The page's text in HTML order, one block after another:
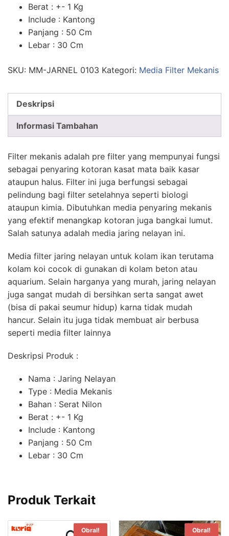
Berat : +- 1 Kg
Include : Kantong
Panjang : 50 Cm
Lebar : 30 Cm
SKU: MM-JARNEL 0103 Kategori: Media Filter Mekanis
Deskripsi
Informasi Tambahan
Filter mekanis adalah pre filter yang mempunyai fungsi
sebagai penyaring kotoran kasat mata baik kasar
ataupun halus. Filter ini juga berfungsi sebagai
pelindung bagi filter setelahnya seperti biologi
ataupun kimia. Dibutuhkan media penyaring mekanis
yang efektif menangkap kotoran juga bangkai lumut.
Salah satunya adalah media jaring nelayan ini.
Media filter jaring nelayan untuk kolam ikan terutama
kolam koi cocok di gunakan di kolam beton atau
aquarium. Selain harganya yang murah, jaring nelayan
juga sangat mudah di bersihkan serta sangat awet
(bisa di pakai seumur hidup) karna tidak mudah
hancur. Selain itu juga tidak membuat air berbusa
seperti media filter lainnya
Deskripsi Produk :
Nama : Jaring Nelayan
Type : Media Mekanis
Bahan : Serat Nilon
Berat : +- 1 Kg
Include : Kantong
Panjang : 50 Cm
Lebar : 30 Cm
Produk Terkait
Obral! Obral!